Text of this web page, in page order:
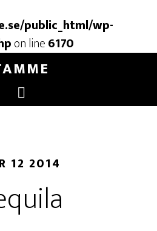
public_html/wp-
on line6170
12 2014